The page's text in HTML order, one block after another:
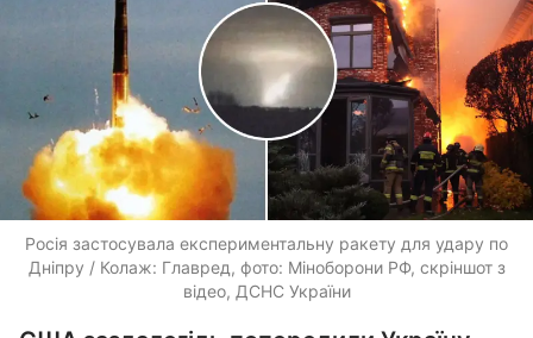
Росія застосувала експериментальну ракету для удару по
Дніпру / Колаж: Главред, фото: Міноборони РФ, скріншот з
відео, ДСНС України